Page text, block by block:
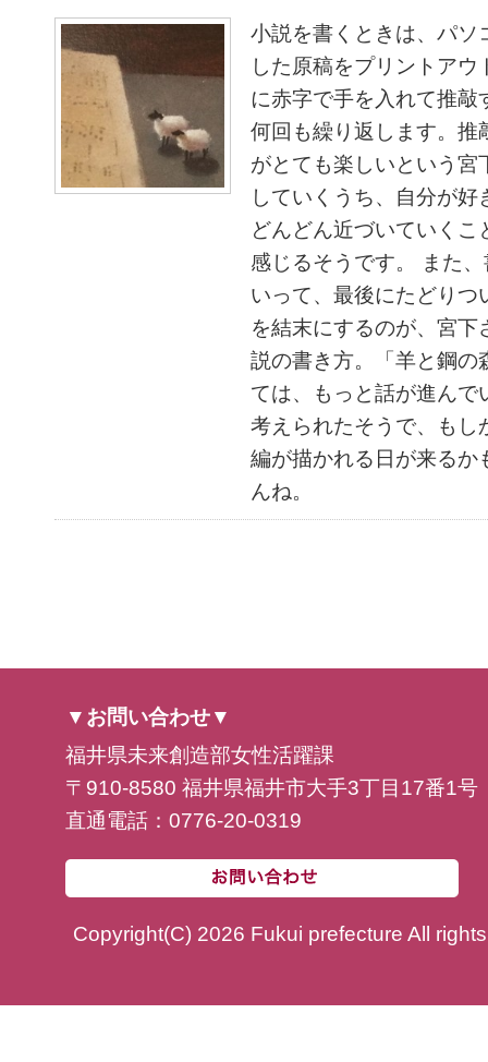
小説を書くときは、パソ
した原稿をプリントアウ
に赤字で手を入れて推敲
何回も繰り返します。推
がとても楽しいという宮
していくうち、自分が好
どんどん近づいていくこ
感じるそうです。 また
いって、最後にたどりつ
を結末にするのが、宮下
説の書き方。「羊と鋼の
ては、もっと話が進んで
考えられたそうで、もし
編が描かれる日が来るか
んね。
▼お問い合わせ▼
福井県未来創造部女性活躍課
〒910-8580 福井県福井市大手3丁目17番1号
直通電話：0776-20-0319
Copyright(C) 2026 Fukui prefecture All